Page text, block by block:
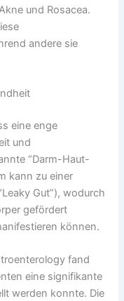
und Rosacea.
andere sie
eine enge
und
“Darm-Haut-
kann zu einer
Gut”), wodurch
gefördert
können.
fand
eine signifikante
werden konnte. Die